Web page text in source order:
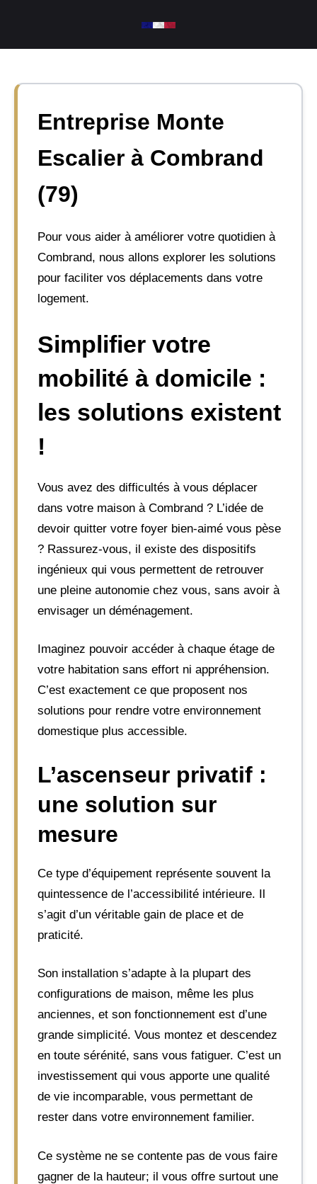
contenu
Entreprise Monte
Escalier à Combrand
(79)
Pour vous aider à améliorer votre quotidien à
Combrand, nous allons explorer les solutions
pour faciliter vos déplacements dans votre
logement.
Simplifier votre
mobilité à domicile :
les solutions existent
!
Vous avez des difficultés à vous déplacer
dans votre maison à Combrand ? L’idée de
devoir quitter votre foyer bien-aimé vous pèse
? Rassurez-vous, il existe des dispositifs
ingénieux qui vous permettent de retrouver
une pleine autonomie chez vous, sans avoir à
envisager un déménagement.
Imaginez pouvoir accéder à chaque étage de
votre habitation sans effort ni appréhension.
C’est exactement ce que proposent nos
solutions pour rendre votre environnement
domestique plus accessible.
L’ascenseur privatif :
une solution sur
mesure
Ce type d’équipement représente souvent la
quintessence de l’accessibilité intérieure. Il
s’agit d’un véritable gain de place et de
praticité.
Son installation s’adapte à la plupart des
configurations de maison, même les plus
anciennes, et son fonctionnement est d’une
grande simplicité. Vous montez et descendez
en toute sérénité, sans vous fatiguer. C’est un
investissement qui vous apporte une qualité
de vie incomparable, vous permettant de
rester dans votre environnement familier.
Ce système ne se contente pas de vous faire
gagner de la hauteur; il vous offre surtout une